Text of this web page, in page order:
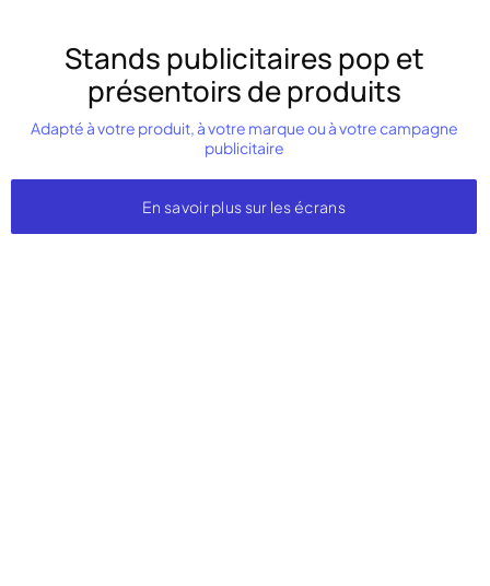
Stands publicitaires pop et
présentoirs de produits
Adapté à votre produit, à votre marque ou à votre campagne
publicitaire
En savoir plus sur les écrans